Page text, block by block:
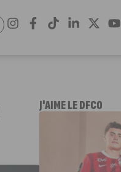
J'AIME LE DFCO